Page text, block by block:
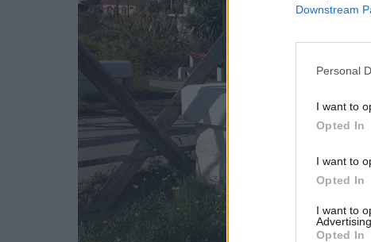
Downstream
Personal
I want to
Opted In
I want to
Opted In
I want to
Advertising.
Opted In